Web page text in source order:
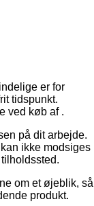
er for
tidspunkt.
ved køb af .
på dit arbejde.
ikke modsiges
om et øjeblik, så
produkt.